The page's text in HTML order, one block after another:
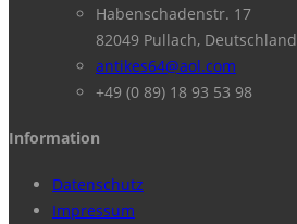
Habenschadenstr. 17
82049 Pullach, Deutschland
antikes64@aol.com
+49 (0 89) 18 93 53 98
Information
Datenschutz
Impressum